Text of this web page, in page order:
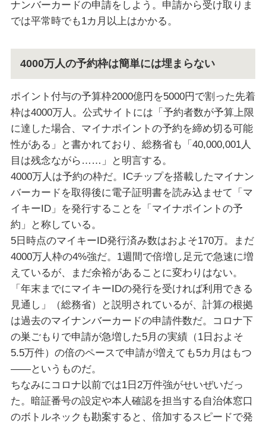
ナンバーカードの申請をしよう。申請から受け取りま
では平常時でも1カ月以上はかかる。
4000万人の予約枠は簡単には埋まらない
ポイント付与の予算枠2000億円を5000円で割った先着
枠は4000万人。公式サイトには「予約者数が予算上限
に達した場合、マイナポイントの予約を締め切る可能
性がある」と書かれており、総務省も「40,000,001人
目は残念ながら……」と明言する。
4000万人は予約の枠だ。ICチップを搭載したマイナン
バーカードを取得後に電子証明書を読み込ませて「マ
イキーID」を発行することを「マイナポイントの予
約」と称している。
5日時点のマイキーID発行済み数はおよそ170万。まだ
4000万人枠の4%強だ。1週間で倍増し足元で急速に増
えているが、まだ余裕があることに変わりはない。
「年末までにマイキーIDの発行を受ければ利用できる
見通し」（総務省）と説明されているが、計算の根拠
は過去のマイナンバーカードの申請件数だ。コロナ下
の巣ごもりで申請が急増した5月の実績（1日およそ
5.5万件）の倍のペースで申請が増えても5カ月はもつ
――というものだ。
ちなみにコロナ以前では1日2万件強がせいぜいだっ
た。暗証番号の設定や本人確認を担当する自治体窓口
のボトルネックも勘案すると、倍加するスピードで発